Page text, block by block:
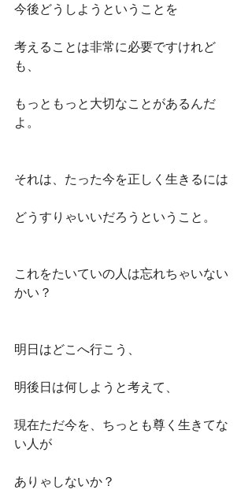
今後どうしようということを
考えることは非常に必要ですけれど
も、
もっともっと大切なことがあるんだ
よ。
それは、たった今を正しく生きるには
どうすりゃいいだろうということ。
これをたいていの人は忘れちゃいない
かい？
明日はどこへ行こう、
明後日は何しようと考えて、
現在ただ今を、ちっとも尊く生きてな
い人が
ありゃしないか？